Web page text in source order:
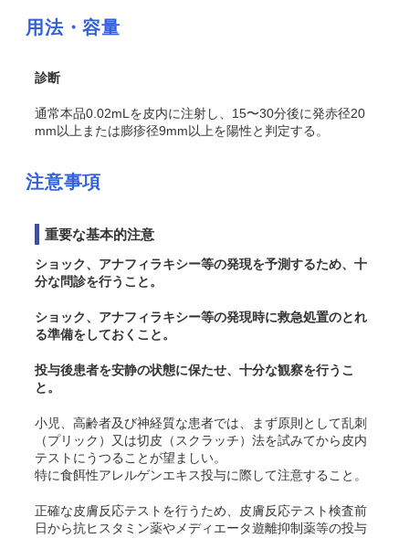
用法・容量
診断
通常本品0.02mLを皮内に注射し、15〜30分後に発赤径20
mm以上または膨疹径9mm以上を陽性と判定する。
注意事項
重要な基本的注意
ショック、アナフィラキシー等の発現を予測するため、十
分な問診を行うこと。
ショック、アナフィラキシー等の発現時に救急処置のとれ
る準備をしておくこと。
投与後患者を安静の状態に保たせ、十分な観察を行うこ
と。
小児、 高齢者及び神経質な患者では、まず原則として乱刺
（プリック）又は切皮（スクラッチ）法を試みてから皮内
テスト にうつることが望ましい。
特に食餌性アレルゲンエキス投与に際して注意すること。
正確な皮膚反応テスト を行うため、 皮膚反応テスト検査前
日から抗ヒスタミン薬やメディエータ遊離抑制薬等の投与